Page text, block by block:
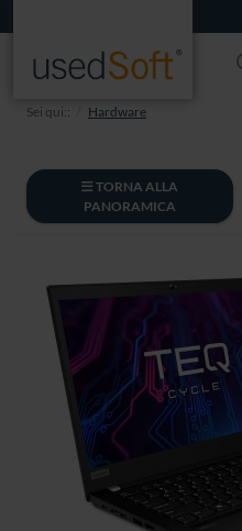
Sei qui:: Hardware
TORNA ALLA
PANORAMICA